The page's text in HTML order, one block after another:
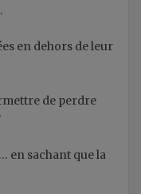
en dehors de leur
de perdre
en sachant que la